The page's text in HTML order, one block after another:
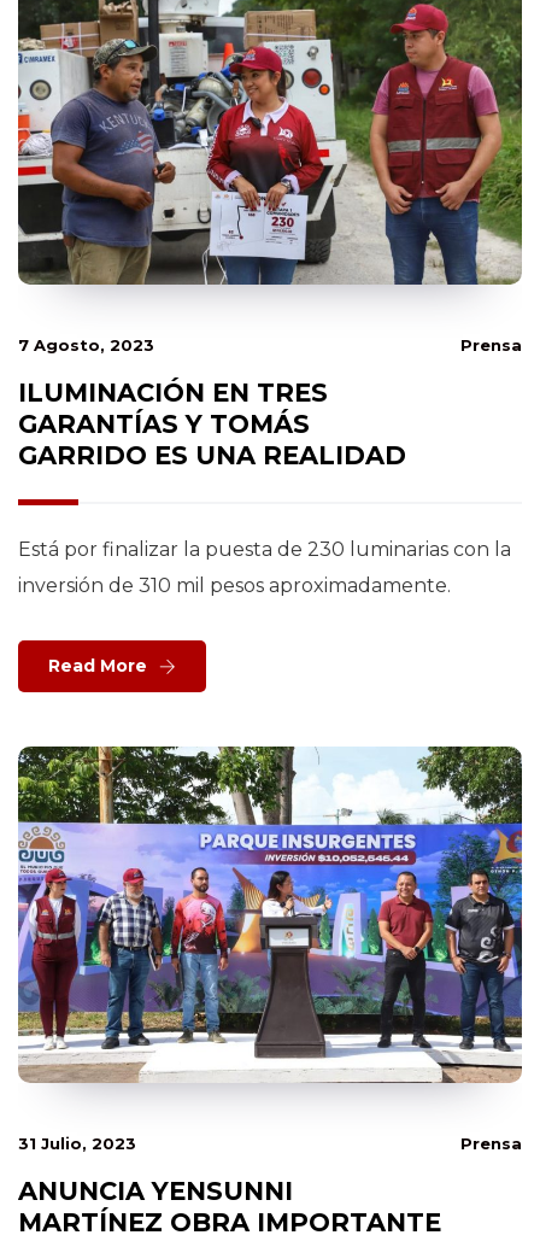
7 Agosto, 2023 Prensa
ILUMINACIÓN EN TRES
GARANTÍAS Y TOMÁS
GARRIDO ES UNA REALIDAD
Está por finalizar la puesta de 230 luminarias con la
inversión de 310 mil pesos aproximadamente.
Read More
31 Julio, 2023 Prensa
ANUNCIA YENSUNNI
MARTÍNEZ OBRA IMPORTANTE